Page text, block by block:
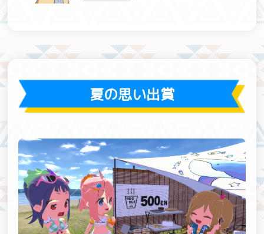
夏の思い出賞